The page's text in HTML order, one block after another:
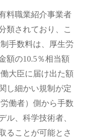
料職業紹介事業者
類されており、こ
手数料は、厚生労
額の10.5％相当額
大臣に届け出た額
し細かい規制が定
働者）側から手数
、科学技術者、
ることが可能とさ